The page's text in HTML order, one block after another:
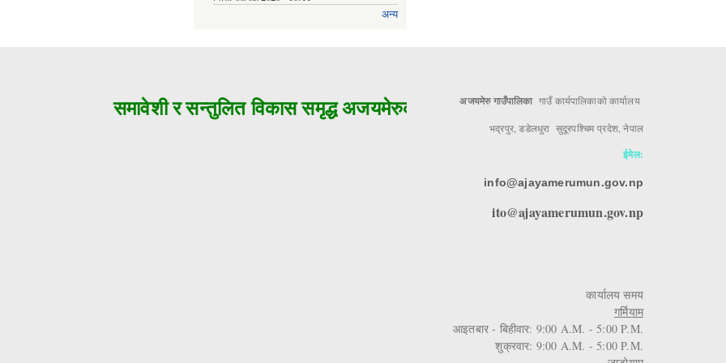
अन्य
समावेशी र सन्तुलित विकास समृद्ध अजयमेरुको मुल आधार!!अजयमेरु गाउँपालिका गाउँ कार्यपालिकाको कार्यालय
भद्रपुर, डडेलधुरा सुदूरपश्चिम प्रदेश, नेपाल
ईमेल:
info@ajayamerumun.gov.np
ito@ajayamerumun.gov.np
कार्यालय समय
गर्मियाम
आइतबार - बिहीवार: 9:00 A.M. - 5:00 P.M.
शुक्रवार: 9:00 A.M. - 5:00 P.M.